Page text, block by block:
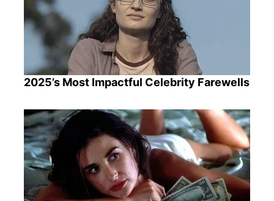
2025’s Most Impactful Celebrity Farewells